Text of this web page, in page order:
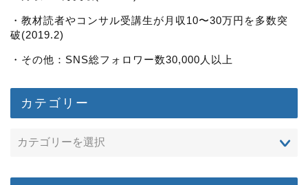
・教材読者やコンサル受講生が月収10〜30万円を多数突
破(2019.2)
・その他：SNS総フォロワー数30,000人以上
カテゴリー